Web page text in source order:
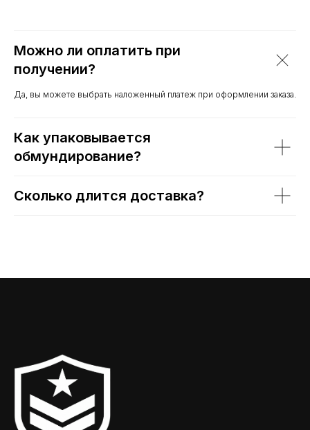
Можно ли оплатить при
получении?
Да, вы можете выбрать наложенный платеж при оформлении заказа.
Как упаковывается
обмундирование?
Сколько длится доставка?